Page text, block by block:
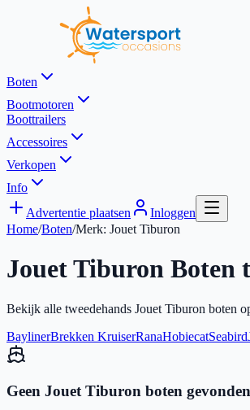
Boten
Bootmotoren
Boottrailers
Accessoires
Verkopen
Info
Advertentie plaatsen
Inloggen
Home/Boten/Merk: Jouet Tiburon
Jouet Tiburon Boten
Bekijk alle tweedehands Jouet Tiburon boten
BaylinerBrekken KruiserRanaHobiecatSeabird
Geen Jouet Tiburon boten gevonden